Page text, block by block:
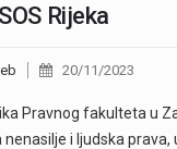
Rijeka
20/11/2023
Pravnog fakulteta u
i ljudska prava,